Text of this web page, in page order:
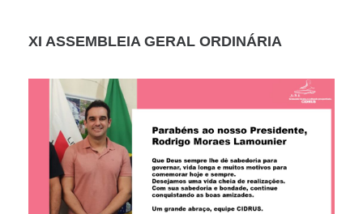
XI ASSEMBLEIA GERAL ORDINÁRIA